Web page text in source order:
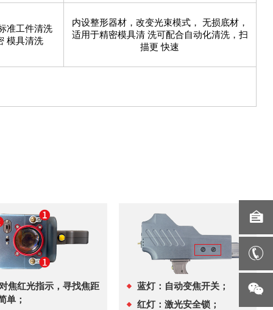
准工件清洗
模具清洗
内设整形器材，改变光束模式， 无损底材，
适用于精密模具清 洗可配合自动化清洗，扫
描更 快速
焦红光指示，寻找焦距
单；
蓝灯：自动变焦开关；
红灯：激光安全锁；